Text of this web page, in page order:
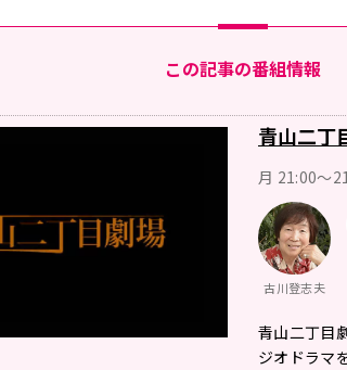
この記事の番組情報
青山二丁
月 21:00～
古川登志夫
青山二丁目
ジオドラマ